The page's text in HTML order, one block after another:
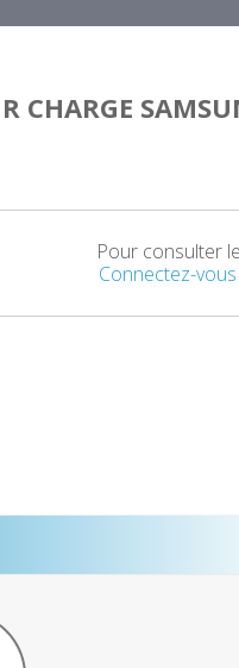
CHARGE
Pour consulter
Connectez-vous